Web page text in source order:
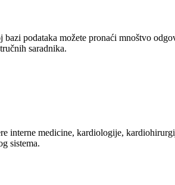
podataka možete pronaći mnoštvo
saradnika.
interne medicine, kardiologije,
sistema.